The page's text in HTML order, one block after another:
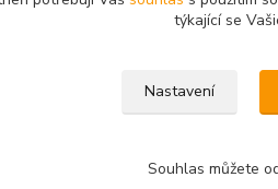
týkající se
Nastavení
Souhlas můžete